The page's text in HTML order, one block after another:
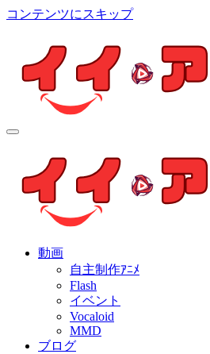
コンテンツにスキップ
個人制作アニメを中心とした動画紹
動画
自主制作ｱﾆﾒ
Flash
イベント
Vocaloid
MMD
ブログ